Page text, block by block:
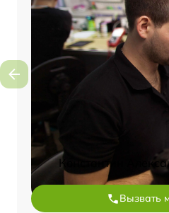
Константин
Вызвать